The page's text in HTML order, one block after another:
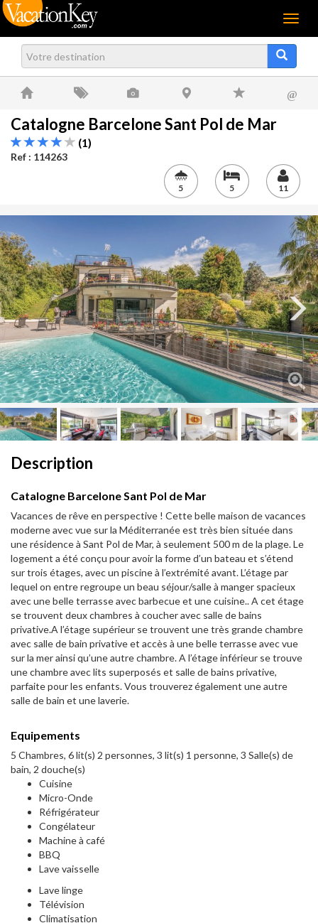
Menu
@
Catalogne Barcelone Sant Pol de Mar
(1)
Ref : 114263
5 5 11
Next
Description
Catalogne Barcelone Sant Pol de Mar
Vacances de rêve en perspective ! Cette belle maison de vacances
moderne avec vue sur la Méditerranée est très bien située dans
une résidence à Sant Pol de Mar, à seulement 500 m de la plage. Le
logement a été conçu pour avoir la forme d’un bateau et s’étend
sur trois étages, avec un piscine à l’extrémité avant. L’étage par
lequel on entre regroupe un beau séjour/salle à manger spacieux
avec une belle terrasse avec barbecue et une cuisine.. A cet étage
se trouvent deux chambres à coucher avec salle de bains
privative.A l’étage supérieur se trouvent une très grande chambre
avec salle de bain privative et accès à une belle terrasse avec vue
sur la mer ainsi qu’une autre chambre. A l’étage inférieur se trouve
une chambre avec lits superposés et salle de bains privative,
parfaite pour les enfants. Vous trouverez également une autre
salle de bain et une laverie.
Equipements
5 Chambres, 6 lit(s) 2 personnes, 3 lit(s) 1 personne, 3 Salle(s) de
bain, 2 douche(s)
Cuisine
Micro-Onde
Réfrigérateur
Congélateur
Machine à café
BBQ
Lave vaisselle
Lave linge
Télévision
Climatisation